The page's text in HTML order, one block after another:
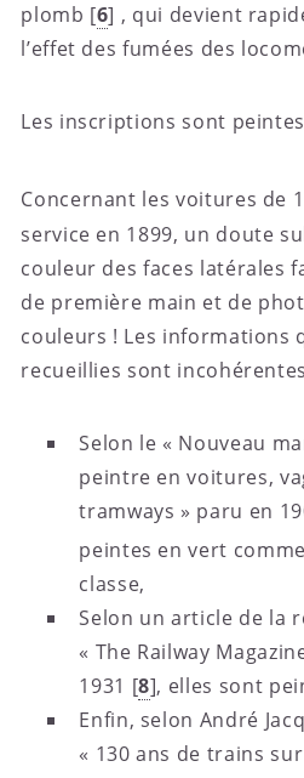
plomb [6] , qui devient
l’effet des fumées des
Les inscriptions sont
Concernant les voitures de 1
service en 1899, un doute
couleur des faces latérales
de première main et de
couleurs ! Les informations
recueillies sont
Selon le « Nouveau
peintre en voitures,
tramways » paru en
peintes en vert
classe,
Selon un article de la
« The Railway
1931 [8], elles sont
Enfin, selon André
« 130 ans de trains